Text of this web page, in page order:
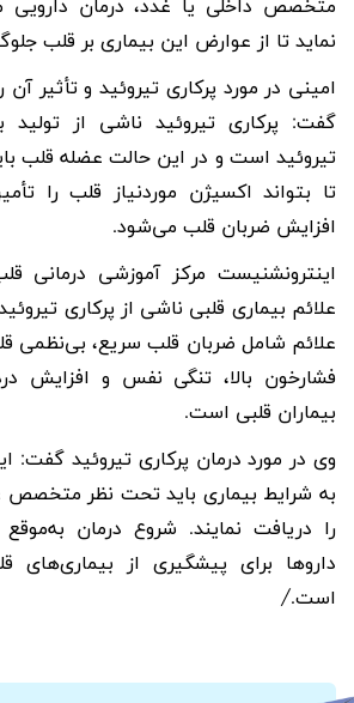
متخصص داخلی یا غدد، درمان دارویی
نماید تا از عوارض این بیماری بر قلب
امینی در مورد پرکاری تیروئید و تأثیر
گفت: پرکاری تیروئید ناشی از تولید
تیروئید است و در این حالت عضله قلب
تا بتواند اکسیژن موردنیاز قلب را
افزایش ضربان قلب می‌شود.
اینترونشنیست مرکز آموزشی درمانی
علائم بیماری قلبی ناشی از پرکاری
علائم شامل ضربان قلب سریع، بی‌نظمی
فشارخون بالا، تنگی نفس و افزایش
بیماران قلبی است.
وی در مورد درمان پرکاری تیروئید گفت:
به شرایط بیماری باید تحت نظر
را دریافت نمایند. شروع درمان
داروها برای پیشگیری از بیماری‌های
است./